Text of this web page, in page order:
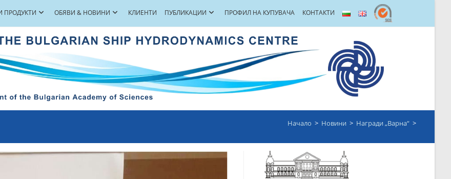
ПРОДУКТИ ОБЯВИ & НОВИНИ КЛИЕНТИ ПУБЛИКАЦИИ ПРОФИЛ НА КУПУВАЧА КОНТАКТИ
Начало > Новини > Награди „Варна“ >